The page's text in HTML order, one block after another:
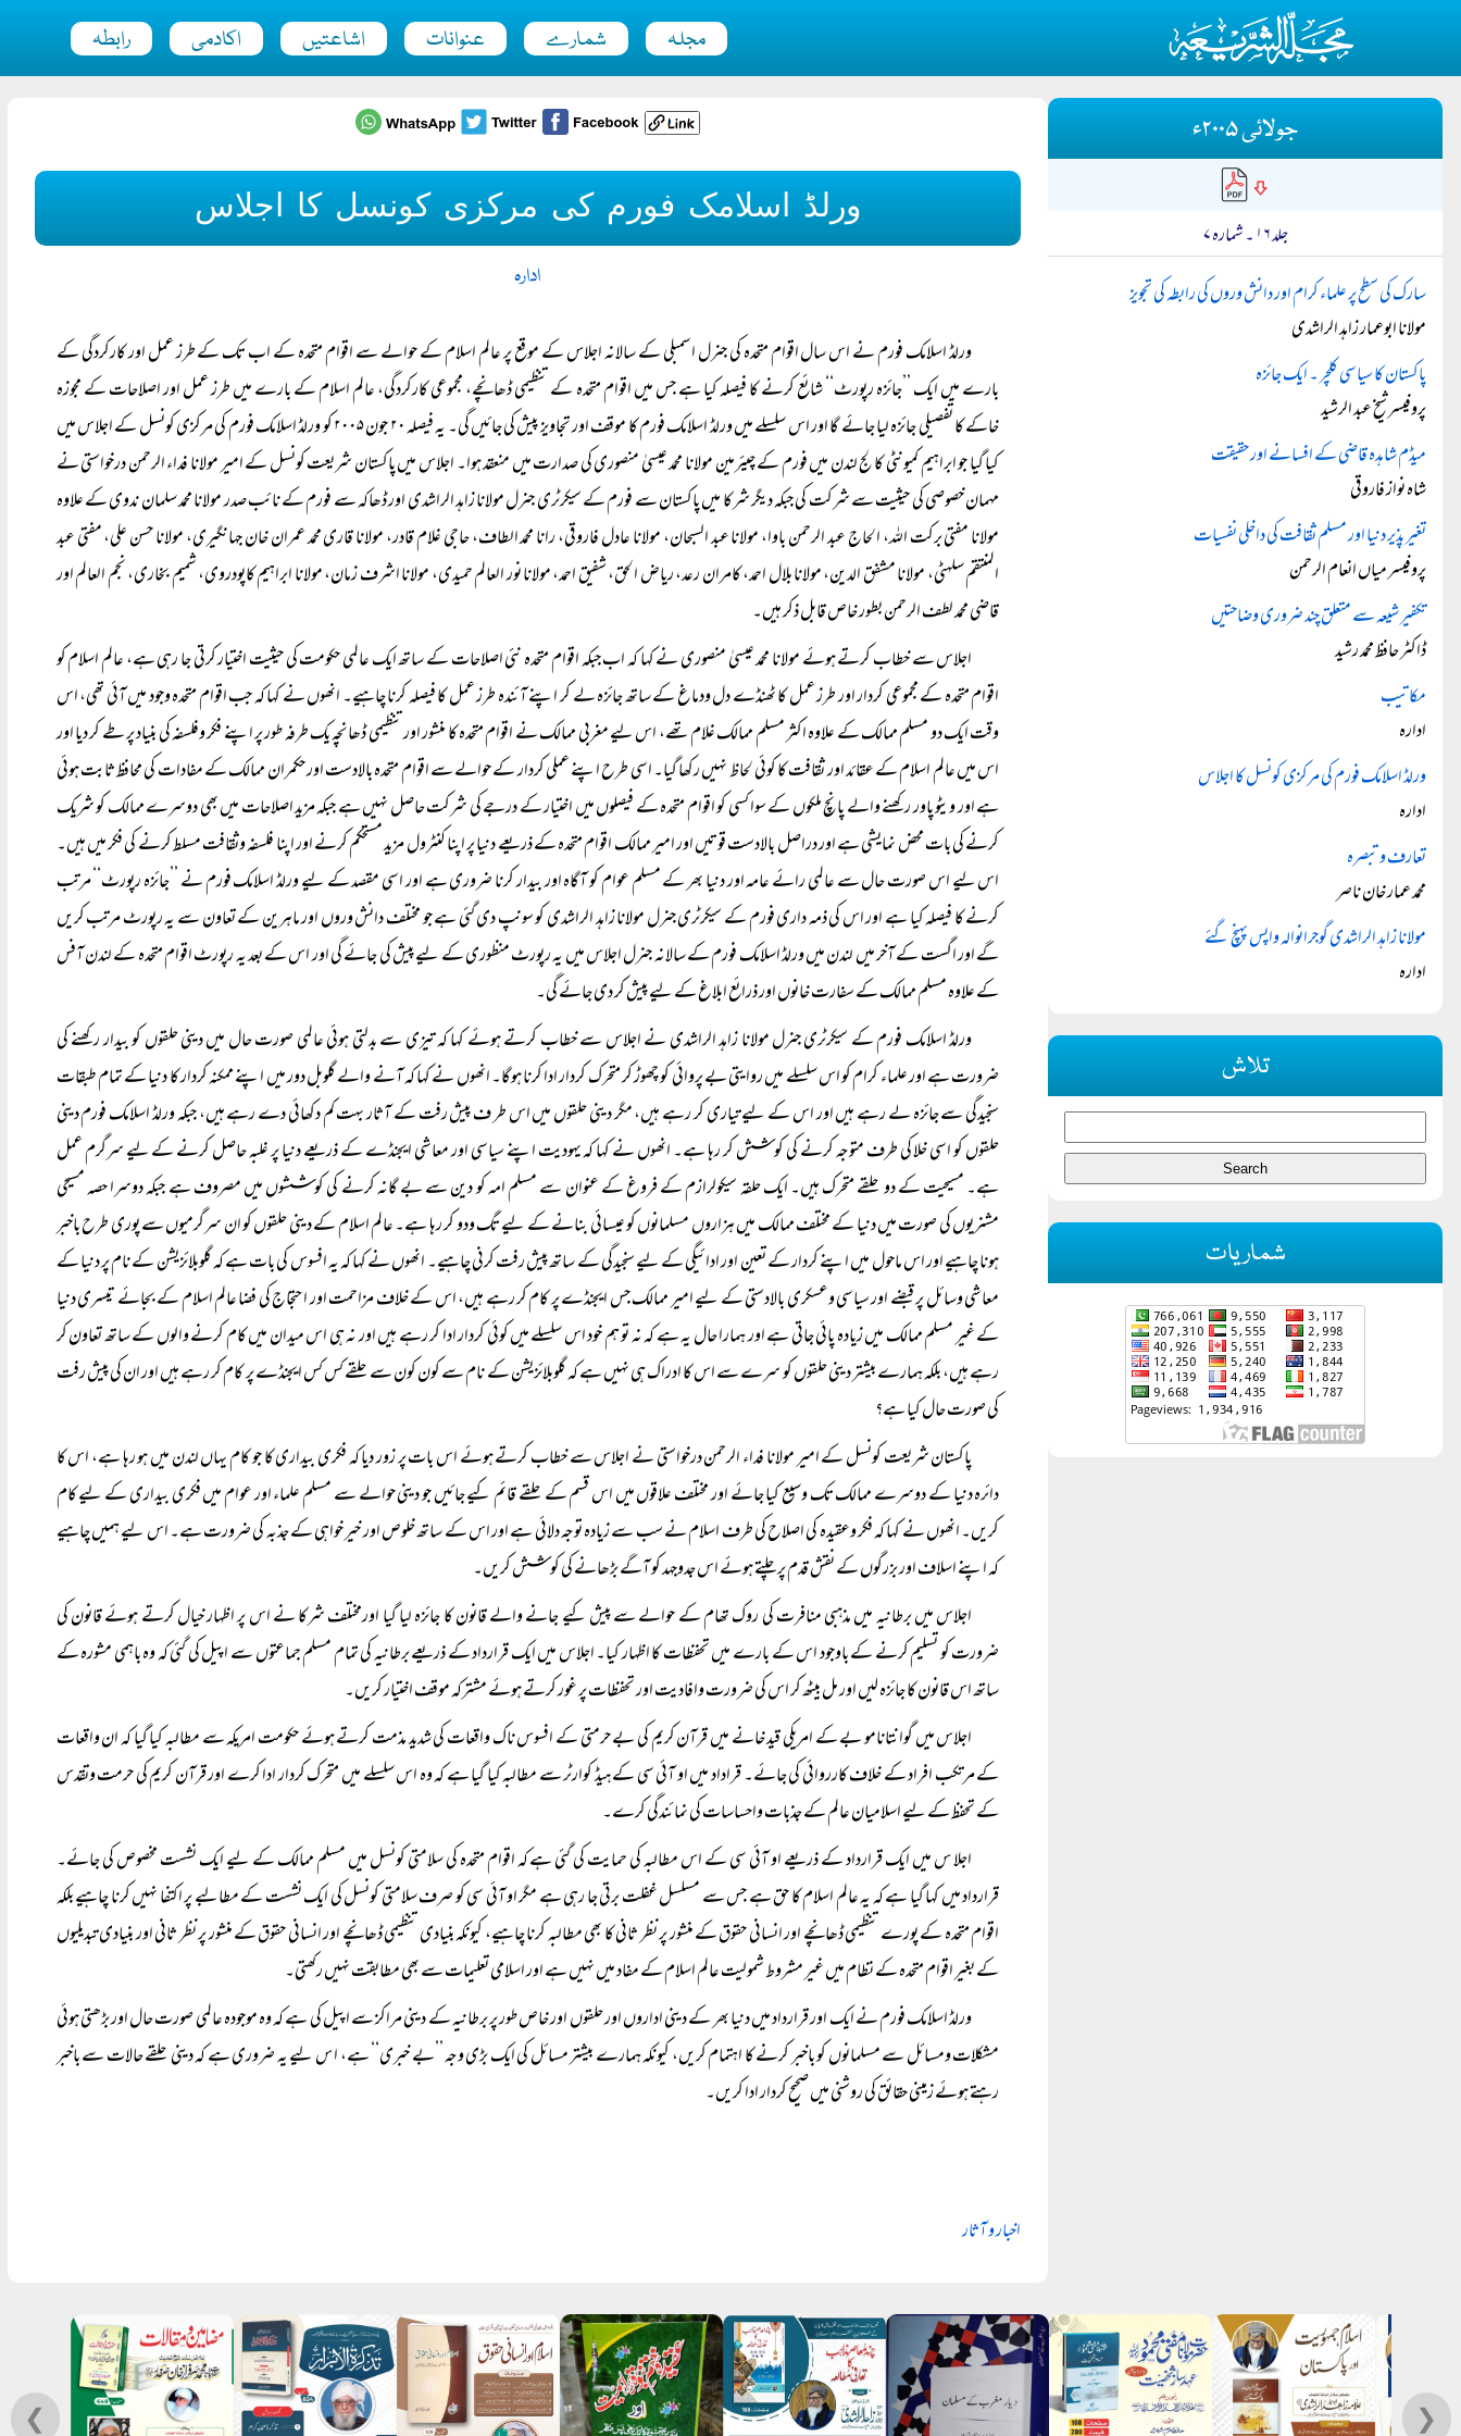
مجلہ شمارے عنوانات اشاعتیں اکادمی رابطہ
ورلڈ اسلامک فورم کی مرکزی کونسل کا اجلاس
ادارہ
ورلڈ اسلامک فورم نے اس سال اقوام متحدہ کی جنرل اسمبلی کے سالانہ اجلاس کے موقع پر عالم اسلام کے حوالے سے اقوام متحدہ کے اب تک کے طرز عمل اور کارکردگی کے
بارے میں ایک ’’جائزہ رپورٹ‘‘ شائع کرنے کا فیصلہ کیا ہے جس میں اقوام متحدہ کے تنظیمی ڈھانچے، مجموعی کارکردگی، عالم اسلام کے بارے میں طرز عمل اور اصلاحات کے مجوزہ
خاکے کا تفصیلی جائزہ لیا جائے گا اور اس سلسلے میں ورلڈ اسلامک فورم کا موقف اور تجاویز پیش کی جائیں گی۔ یہ فیصلہ ۲۰ جون ۲۰۰۵ کو ورلڈ اسلامک فورم کی مرکزی کونسل کے اجلاس میں
کیا گیا جو ابراہیم کمیونٹی کالج لندن میں فورم کے چیئرمین مولانا محمد عیسیٰ منصوری کی صدارت میں منعقد ہوا۔ اجلاس میں پاکستان شریعت کونسل کے امیر مولانا فداء الرحمن درخواستی نے
مہمان خصوصی کی حیثیت سے شرکت کی جبکہ دیگر شرکا میں پاکستان سے فورم کے سیکرٹری جنرل مولانا زاہد الراشدی اور ڈھاکہ سے فورم کے نائب صدر مولانا محمد سلمان ندوی کے علاوہ
مولانا مفتی برکت اللہ، الحاج عبد الرحمن باوا، مولانا عبد السبحان، مولانا عادل فاروقی، رانا محمد الطاف، حاجی غلام قادر، مولانا قاری محمد عمران خان جہانگیری، مولانا حسن علی، مفتی عبد
المنتقم سلہٹی، مولانا مشفق الدین، مولانا بلال احمد، کامران رعد، ریاض الحق، شفیق احمد، مولانا نور العالم حمیدی، مولانا اشرف زمان، مولانا ابراہیم کاپودروی، شمیم بخاری، نجم العالم اور
قاضی محمد لطف الرحمن بطور خاص قابل ذکر ہیں۔
اجلاس سے خطاب کرتے ہوئے مولانا محمد عیسیٰ منصوری نے کہا کہ اب جبکہ اقوام متحدہ نئی اصلاحات کے ساتھ ایک عالمی حکومت کی حیثیت اختیار کرتی جا رہی ہے، عالم اسلام کو
اقوام متحدہ کے مجموعی کردار اور طرز عمل کا ٹھنڈے دل ودماغ کے ساتھ جائزہ لے کر اپنے آئندہ طرز عمل کا فیصلہ کرنا چاہیے۔ انھوں نے کہا کہ جب اقوام متحدہ وجود میں آئی تھی، اس
وقت ایک دو مسلم ممالک کے علاوہ اکثر مسلم ممالک غلام تھے، اس لیے مغربی ممالک نے اقوام متحدہ کا منشور اور تنظیمی ڈھانچہ یک طرفہ طور پر اپنے فکر وفلسفہ کی بنیاد پر طے کر دیا اور
اس میں عالم اسلام کے عقائد اور ثقافت کا کوئی لحاظ نہیں رکھا گیا۔ اسی طرح اپنے عملی کردار کے حوالے سے اقوام متحدہ بالادست اور حکمران ممالک کے مفادات کی محافظ ثابت ہوئی
ہے اور ویٹو پاور رکھنے والے پانچ ملکوں کے سوا کسی کو اقوام متحدہ کے فیصلوں میں اختیار کے درجے کی شرکت حاصل نہیں ہے جبکہ مزید اصلاحات میں بھی دوسرے ممالک کو شریک
کرنے کی بات محض نمایشی ہے اور دراصل بالادست قوتیں اور امیر ممالک اقوام متحدہ کے ذریعے دنیا پر اپنا کنٹرول مزید مستحکم کرنے اور اپنا فلسفہ وثقافت مسلط کرنے کی فکر میں ہیں۔
اس لیے اس صورت حال سے عالمی رائے عامہ اور دنیا بھر کے مسلم عوام کو آگاہ اور بیدار کرنا ضروری ہے اور اسی مقصد کے لیے ورلڈ اسلامک فورم نے ’’جائزہ رپورٹ‘‘ مرتب
کرنے کا فیصلہ کیا ہے اور اس کی ذمہ داری فورم کے سیکرٹری جنرل مولانا زاہد الراشدی کو سونپ دی گئی ہے جو مختلف دانش وروں اور ماہرین کے تعاون سے یہ رپورٹ مرتب کریں
گے اور اگست کے آخر میں لندن میں ورلڈ اسلامک فورم کے سالانہ جنرل اجلاس میں یہ رپورٹ منظوری کے لیے پیش کی جائے گی اور اس کے بعد یہ رپورٹ اقوام متحدہ کے لندن آفس
کے علاوہ مسلم ممالک کے سفارت خانوں اور ذرائع ابلاغ کے لیے پیش کر دی جائے گی۔
ورلڈ اسلامک فورم کے سیکرٹری جنرل مولانا زاہد الراشدی نے اجلاس سے خطاب کرتے ہوئے کہا کہ تیزی سے بدلتی ہوئی عالمی صورت حال میں دینی حلقوں کو بیدار رکھنے کی
ضرورت ہے اور علماء کرام کو اس سلسلے میں روایتی بے پروائی کو چھوڑ کر متحرک کردار ادا کرنا ہوگا۔ انھوں نے کہا کہ آنے والے گلوبل دور میں اپنے ممکنہ کردار کا دنیا کے تمام طبقات
سنجیدگی سے جائزہ لے رہے ہیں اور اس کے لیے تیاری کر رہے ہیں، مگر دینی حلقوں میں اس طر ف پیش رفت کے آثار بہت کم دکھائی دے رہے ہیں، جبکہ ورلڈ اسلامک فورم دینی
حلقوں کو اسی خلا کی طرف متوجہ کرنے کی کوشش کر رہا ہے۔ انھوں نے کہا کہ یہودیت اپنے سیاسی اور معاشی ایجنڈے کے ذریعے دنیا پر غلبہ حاصل کرنے کے لیے سرگرم عمل
ہے۔ مسیحیت کے دو حلقے متحرک ہیں۔ ایک حلقہ سیکولرازم کے فروغ کے عنوان سے مسلم امہ کو دین سے بے گانہ کرنے کی کوششوں میں مصروف ہے جبکہ دوسرا حصہ مسیحی
مشنریوں کی صورت میں دنیا کے مختلف ممالک میں ہزاروں مسلمانوں کو عیسائی بنانے کے لیے تگ ودو کر رہا ہے۔ عالم اسلام کے دینی حلقوں کو ان سرگرمیوں سے پوری طرح باخبر
ہونا چاہیے اور اس ماحول میں اپنے کردار کے تعین اور ادائیگی کے لیے سنجیدگی کے ساتھ پیش رفت کرنی چاہیے۔ انھوں نے کہا کہ یہ افسوس کی بات ہے کہ گلوبلائزیشن کے نام پر دنیا کے
معاشی وسائل پر قبضے اور سیاسی وعسکری بالادستی کے لیے امیر ممالک جس ایجنڈے پر کام کر رہے ہیں، اس کے خلاف مزاحمت اور احتجاج کی فضا عالم اسلام کے بجائے تیسری دنیا
کے غیر مسلم ممالک میں زیادہ پائی جاتی ہے اور ہمارا حال یہ ہے کہ نہ تو ہم خود اس سلسلے میں کوئی کردار ادا کر رہے ہیں اور نہ ہی اس میدان میں کام کرنے والوں کے ساتھ تعاون کر
رہے ہیں، بلکہ ہمارے بیشتر دینی حلقوں کو سرے سے اس کا ادراک ہی نہیں ہے کہ گلوبلائزیشن کے نام سے کون کون سے حلقے کس کس ایجنڈے پر کام کر رہے ہیں اور ان کی پیش رفت
کی صورت حال کیا ہے؟
پاکستان شریعت کونسل کے امیر مولانا فداء الرحمن درخواستی نے اجلاس سے خطاب کرتے ہوئے اس بات پر زور دیا کہ فکری بیداری کا جو کام یہاں لندن میں ہو رہا ہے، اس کا
دائرہ دنیا کے دوسرے ممالک تک وسیع کیا جائے اور مختلف علاقوں میں اس قسم کے حلقے قائم کیے جائیں جو دینی حوالے سے مسلم علماء اور عوام میں فکری بیداری کے لیے کام
کریں۔ انھوں نے کہا کہ فکر وعقیدہ کی اصلاح کی طرف اسلام نے سب سے زیادہ توجہ دلائی ہے اور اس کے ساتھ خلوص اور خیر خواہی کے جذبہ کی ضرورت ہے۔ اس لیے ہمیں چاہیے
کہ اپنے اسلاف اور بزرگوں کے نقش قدم پر چلتے ہوئے اس جدوجہد کو آگے بڑھانے کی کوشش کریں۔
اجلاس میں برطانیہ میں مذہبی منافرت کی روک تھام کے حوالے سے پیش کیے جانے والے قانون کا جائزہ لیا گیا اورمختلف شرکا نے اس پر اظہار خیال کرتے ہوئے قانون کی
ضرورت کو تسلیم کرنے کے باوجود اس کے بارے میں تحفظات کا اظہار کیا۔ اجلاس میں ایک قرارداد کے ذریعے برطانیہ کی تمام مسلم جماعتوں سے اپیل کی گئی کہ وہ باہمی مشورہ کے
ساتھ اس قانون کا جائزہ لیں اور مل بیٹھ کر اس کی ضرورت وافادیت اور تحفظات پر غور کرتے ہوئے مشترکہ موقف اختیار کریں۔
اجلاس میں گوانتانامو بے کے امریکی قید خانے میں قرآن کریم کی بے حرمتی کے افسوس ناک واقعات کی شدید مذمت کرتے ہوئے حکومت امریکہ سے مطالبہ کیا گیا کہ ان واقعات
کے مرتکب افراد کے خلاف کارروائی کی جائے۔ قراداد میں او آئی سی کے ہیڈ کوارٹر سے مطالبہ کیا گیا ہے کہ وہ اس سلسلے میں متحرک کردار ادا کرے اور قرآن کریم کی حرمت وتقدس
کے تحفظ کے لیے اسلامیان عالم کے جذبات واحساسات کی نمائندگی کرے۔
اجلا س میں ایک قرارداد کے ذریعے او آئی سی کے اس مطالبہ کی حمایت کی گئی ہے کہ اقوام متحدہ کی سلامتی کونسل میں مسلم ممالک کے لیے ایک نشست مخصوص کی جائے۔
قرارداد میں کہا گیا ہے کہ یہ عالم اسلام کا حق ہے جس سے مسلسل غفلت برتی جا رہی ہے مگر او آئی سی کو صرف سلامتی کونسل کی ایک نشست کے مطالبے پر اکتفا نہیں کرنا چاہیے بلکہ
اقوام متحدہ کے پورے تنظیمی ڈھانچے اور انسانی حقوق کے منشور پر نظر ثانی کا بھی مطالبہ کرنا چاہیے، کیونکہ بنیادی تنظیمی ڈھانچے اور انسانی حقوق کے منشور پر نظر ثانی اور بنیادی تبدیلیوں
کے بغیر اقوام متحدہ کے نظام میں غیر مشروط شمولیت عالم اسلام کے مفاد میں نہیں ہے اور اسلامی تعلیمات سے بھی مطابقت نہیں رکھتی۔
ورلڈ اسلامک فورم نے ایک اور قرارداد میں دنیا بھر کے دینی اداروں اور حلقوں اور خاص طور پر برطانیہ کے دینی مراکز سے اپیل کی ہے کہ وہ موجودہ عالمی صورت حال اور بڑھتی ہوئی
مشکلات ومسائل سے مسلمانوں کو باخبر کرنے کا اہتمام کریں، کیونکہ ہمارے بیشتر مسائل کی ایک بڑی وجہ ’’بے خبری‘‘ ہے، ا س لیے یہ ضروری ہے کہ دینی حلقے حالات سے باخبر
رہتے ہوئے زمینی حقائق کی روشنی میں صحیح کردار ادا کریں۔
اخبار و آثار
جولائی ۲۰۰۵ء
جلد ۱۶ ۔ شمارہ ۷
سارک کی سطح پر علماء کرام اور دانش وروں کی رابطہ کی تجویز
مولانا ابوعمار زاہد الراشدی
پاکستان کا سیاسی کلچر ۔ ایک جائزہ
پروفیسر شیخ عبد الرشید
میڈم شاہدہ قاضی کے افسانے اور حقیقت
شاہ نواز فاروقی
تغیر پذیر دنیا اور مسلم ثقافت کی داخلی نفسیات
پروفیسر میاں انعام الرحمن
تکفیر شیعہ سے متعلق چند ضروری وضاحتیں
ڈاکٹر حافظ محمد رشید
مکاتیب
ادارہ
ورلڈ اسلامک فورم کی مرکزی کونسل کا اجلاس
ادارہ
تعارف و تبصرہ
محمد عمار خان ناصر
مولانا زاہد الراشدی گوجرانوالہ واپس پہنچ گئے
ادارہ
تلاش
شماریات
❮ ❯